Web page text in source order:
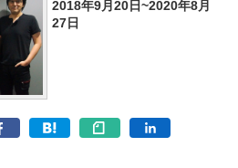
2018年9月20日~2020年8月
27日